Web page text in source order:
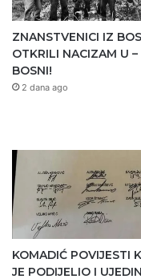
ZNANSTVENICI IZ
OTKRILI NACIZAM U –
BOSNI!
2 dana ago
KOMADIĆ POVIJESTI
JE PODIJELIO I